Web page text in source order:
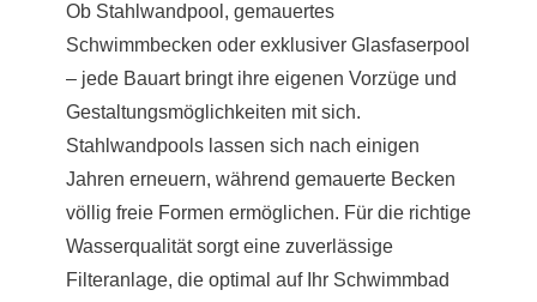
Ob Stahlwandpool, gemauertes
Schwimmbecken oder exklusiver Glasfaserpool
– jede Bauart bringt ihre eigenen Vorzüge und
Gestaltungsmöglichkeiten mit sich.
Stahlwandpools lassen sich nach einigen
Jahren erneuern, während gemauerte Becken
völlig freie Formen ermöglichen. Für die richtige
Wasserqualität sorgt eine zuverlässige
Filteranlage, die optimal auf Ihr Schwimmbad